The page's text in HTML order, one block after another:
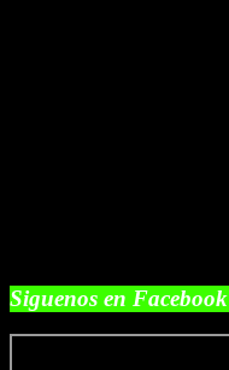
Siguenos en Facebook